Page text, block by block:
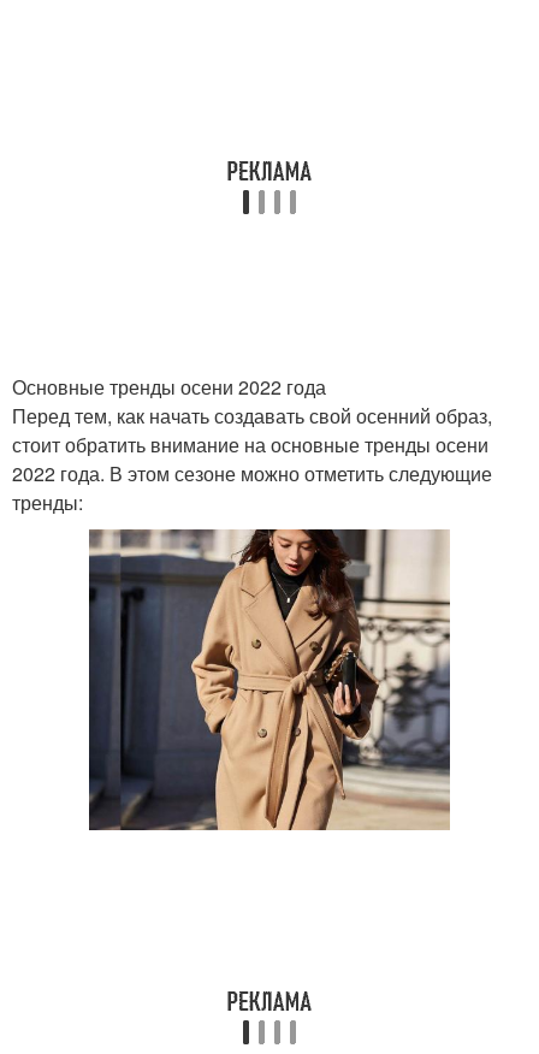
Основные тренды осени 2022 года
Перед тем, как начать создавать свой осенний образ,
стоит обратить внимание на основные тренды осени
2022 года. В этом сезоне можно отметить следующие
тренды: